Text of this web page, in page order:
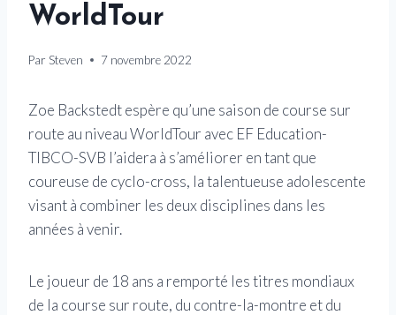
WorldTour
Par Steven 7 novembre 2022
Zoe Backstedt espère qu’une saison de course sur
route au niveau WorldTour avec EF Education-
TIBCO-SVB l’aidera à s’améliorer en tant que
coureuse de cyclo-cross, la talentueuse adolescente
visant à combiner les deux disciplines dans les
années à venir.
Le joueur de 18 ans a remporté les titres mondiaux
de la course sur route, du contre-la-montre et du